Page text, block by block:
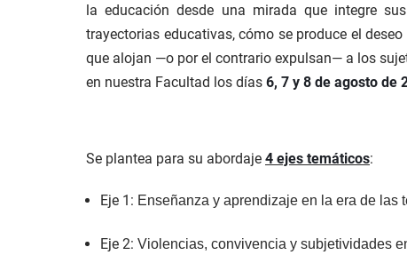
la educación desde una mirada que integre
trayectorias educativas, cómo se produce el
que alojan —o por el contrario expulsan— a los
en nuestra Facultad los días 6, 7 y 8 de agosto de
Se plantea para su abordaje 4 ejes temáticos:
Eje 1: Enseñanza y aprendizaje en la era de
Eje 2: Violencias, convivencia y subjetividades